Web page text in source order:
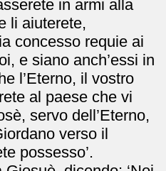
in armi alla
li aiuterete,
concesso requie ai
e siano anch’essi in
l’Eterno, il vostro
al paese che vi
servo dell’Eterno,
verso il
possesso’.